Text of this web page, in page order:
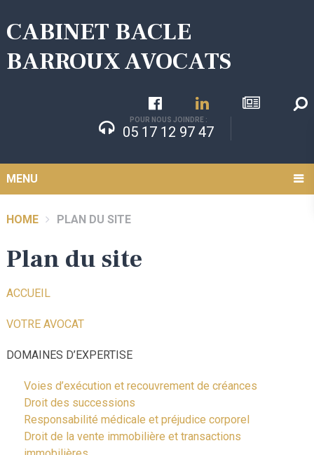
CABINET BACLE
BARROUX AVOCATS
POUR NOUS JOINDRE :
05 17 12 97 47
MENU
HOME PLAN DU SITE
Plan du site
ACCUEIL
VOTRE AVOCAT
DOMAINES D’EXPERTISE
Voies d’exécution et recouvrement de créances
Droit des successions
Responsabilité médicale et préjudice corporel
Droit de la vente immobilière et transactions